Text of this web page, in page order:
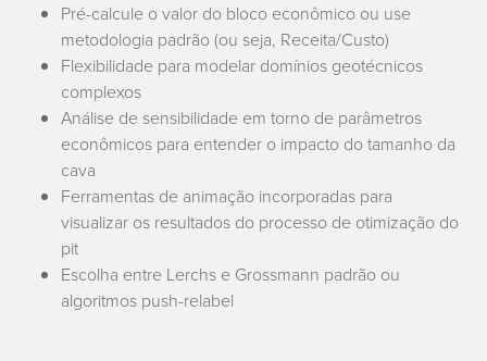
Pré-calcule o valor do bloco econômico ou use
metodologia padrão (ou seja, Receita/Custo)
Flexibilidade para modelar domínios geotécnicos
complexos
Análise de sensibilidade em torno de parâmetros
econômicos para entender o impacto do tamanho da
cava
Ferramentas de animação incorporadas para
visualizar os resultados do processo de otimização do
pit
Escolha entre Lerchs e Grossmann padrão ou
algoritmos push-relabel